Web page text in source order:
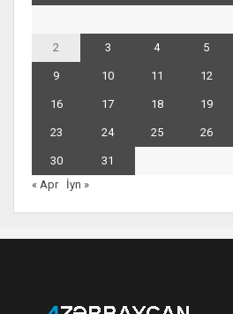
2 3 4 5
9 10 11 12
16 17 18 19
23 24 25 26
30
31
« Apr
İyn »